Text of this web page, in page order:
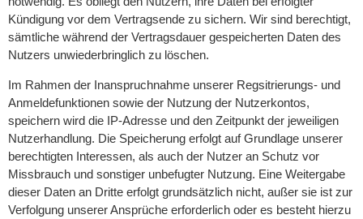
Kündigung vor dem Vertragsende zu sichern. Wir sind berechtigt,
sämtliche während der Vertragsdauer gespeicherten Daten des
Nutzers unwiederbringlich zu löschen.
Im Rahmen der Inanspruchnahme unserer Regsitrierungs- und
Anmeldefunktionen sowie der Nutzung der Nutzerkontos,
speichern wird die IP-Adresse und den Zeitpunkt der jeweiligen
Nutzerhandlung. Die Speicherung erfolgt auf Grundlage unserer
berechtigten Interessen, als auch der Nutzer an Schutz vor
Missbrauch und sonstiger unbefugter Nutzung. Eine Weitergabe
dieser Daten an Dritte erfolgt grundsätzlich nicht, außer sie ist zur
Verfolgung unserer Ansprüche erforderlich oder es besteht hierzu